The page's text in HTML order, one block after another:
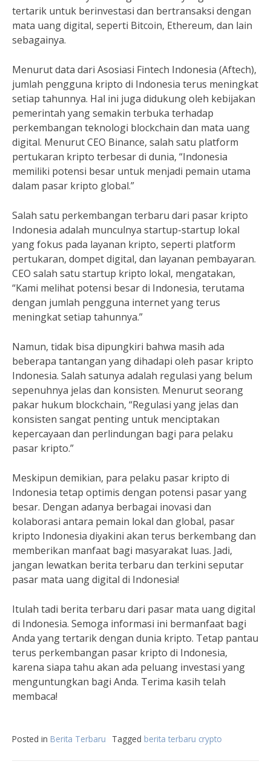
tertarik untuk berinvestasi dan bertransaksi dengan
mata uang digital, seperti Bitcoin, Ethereum, dan lain
sebagainya.
Menurut data dari Asosiasi Fintech Indonesia (Aftech),
jumlah pengguna kripto di Indonesia terus meningkat
setiap tahunnya. Hal ini juga didukung oleh kebijakan
pemerintah yang semakin terbuka terhadap
perkembangan teknologi blockchain dan mata uang
digital. Menurut CEO Binance, salah satu platform
pertukaran kripto terbesar di dunia, “Indonesia
memiliki potensi besar untuk menjadi pemain utama
dalam pasar kripto global.”
Salah satu perkembangan terbaru dari pasar kripto
Indonesia adalah munculnya startup-startup lokal
yang fokus pada layanan kripto, seperti platform
pertukaran, dompet digital, dan layanan pembayaran.
CEO salah satu startup kripto lokal, mengatakan,
“Kami melihat potensi besar di Indonesia, terutama
dengan jumlah pengguna internet yang terus
meningkat setiap tahunnya.”
Namun, tidak bisa dipungkiri bahwa masih ada
beberapa tantangan yang dihadapi oleh pasar kripto
Indonesia. Salah satunya adalah regulasi yang belum
sepenuhnya jelas dan konsisten. Menurut seorang
pakar hukum blockchain, “Regulasi yang jelas dan
konsisten sangat penting untuk menciptakan
kepercayaan dan perlindungan bagi para pelaku
pasar kripto.”
Meskipun demikian, para pelaku pasar kripto di
Indonesia tetap optimis dengan potensi pasar yang
besar. Dengan adanya berbagai inovasi dan
kolaborasi antara pemain lokal dan global, pasar
kripto Indonesia diyakini akan terus berkembang dan
memberikan manfaat bagi masyarakat luas. Jadi,
jangan lewatkan berita terbaru dan terkini seputar
pasar mata uang digital di Indonesia!
Itulah tadi berita terbaru dari pasar mata uang digital
di Indonesia. Semoga informasi ini bermanfaat bagi
Anda yang tertarik dengan dunia kripto. Tetap pantau
terus perkembangan pasar kripto di Indonesia,
karena siapa tahu akan ada peluang investasi yang
menguntungkan bagi Anda. Terima kasih telah
membaca!
Posted in Berita Terbaru Tagged berita terbaru crypto